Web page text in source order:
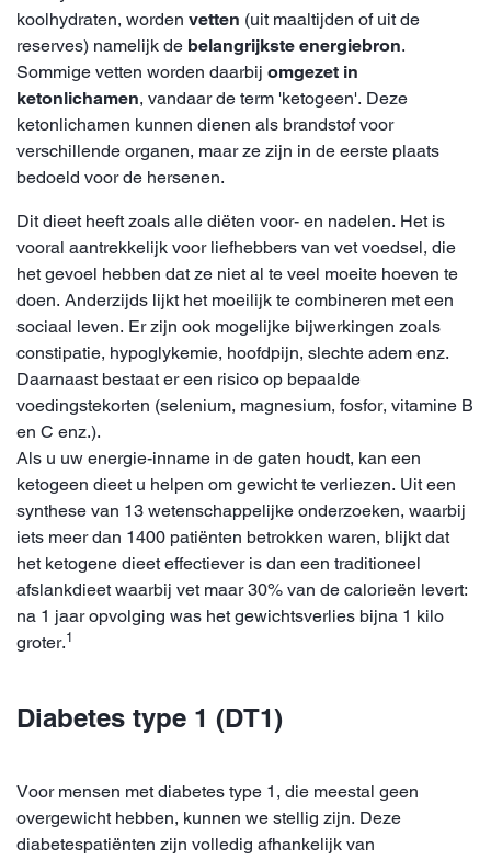
koolhydraten, worden vetten (uit maaltijden of uit de
reserves) namelijk de belangrijkste energiebron.
Sommige vetten worden daarbij omgezet in
ketonlichamen, vandaar de term 'ketogeen'. Deze
ketonlichamen kunnen dienen als brandstof voor
verschillende organen, maar ze zijn in de eerste plaats
bedoeld voor de hersenen.
Dit dieet heeft zoals alle diëten voor- en nadelen. Het is
vooral aantrekkelijk voor liefhebbers van vet voedsel, die
het gevoel hebben dat ze niet al te veel moeite hoeven te
doen. Anderzijds lijkt het moeilijk te combineren met een
sociaal leven. Er zijn ook mogelijke bijwerkingen zoals
constipatie, hypoglykemie, hoofdpijn, slechte adem enz.
Daarnaast bestaat er een risico op bepaalde
voedingstekorten (selenium, magnesium, fosfor, vitamine B
en C enz.).
Als u uw energie-inname in de gaten houdt, kan een
ketogeen dieet u helpen om gewicht te verliezen. Uit een
synthese van 13 wetenschappelijke onderzoeken, waarbij
iets meer dan 1400 patiënten betrokken waren, blijkt dat
het ketogene dieet effectiever is dan een traditioneel
afslankdieet waarbij vet maar 30% van de calorieën levert:
na 1 jaar opvolging was het gewichtsverlies bijna 1 kilo
groter.1
Diabetes type 1 (DT1)
Voor mensen met diabetes type 1, die meestal geen
overgewicht hebben, kunnen we stellig zijn. Deze
diabetespatiënten zijn volledig afhankelijk van